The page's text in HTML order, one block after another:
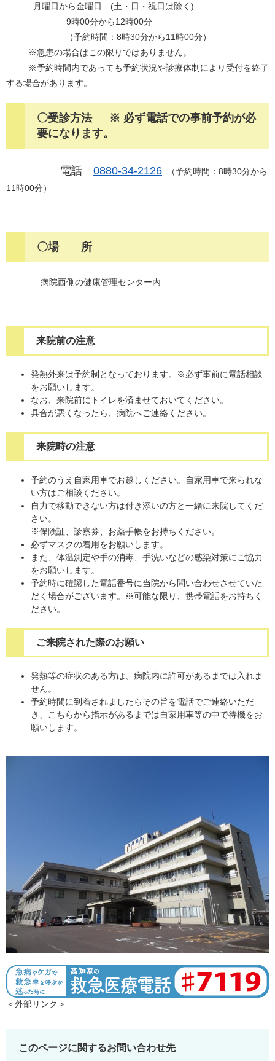
月曜日から金曜日 (土・日・祝日は除く)
9時00分から12時00分
（予約時間：8時30分から11時00分）
​ ※急患の場合はこの限りではありません。
※予約時間内であっても予約状況や診療体制により受付を終了
する場合があります。
〇受診方法 ※ 必ず電話での事前予約が必
要になります。
電話 0880-34-2126 （予約時間：8時30分から
11時00分）
〇場 所
病院西側の健康管理センター内
来院前の注意
発熱外来は予約制となっております。※必ず事前に電話相談
をお願いします。
なお、来院前にトイレを済ませておいてください。
具合が悪くなったら、病院へご連絡ください。
来院時の注意
予約のうえ自家用車でお越しください。自家用車で来られな
い方はご相談ください。
自力で移動できない方は付き添いの方と一緒に来院してくだ
さい。
※保険証、診察券、お薬手帳をお持ちください。
必ずマスクの着用をお願いします。
また、体温測定や手の消毒、手洗いなどの感染対策にご協力
をお願いします。
予約時に確認した電話番号に当院から問い合わせさせていた
だく場合がございます。※可能な限り、携帯電話をお持ちく
ださい。
ご来院された際のお願い
発熱等の症状のある方は、病院内に許可があるまでは入れま
せん。
予約時間に到着されましたらその旨を電話でご連絡いただ
き、こちらから指示があるまでは自家用車等の中で待機をお
願いします。
＜外部リンク＞
このページに関するお問い合わせ先